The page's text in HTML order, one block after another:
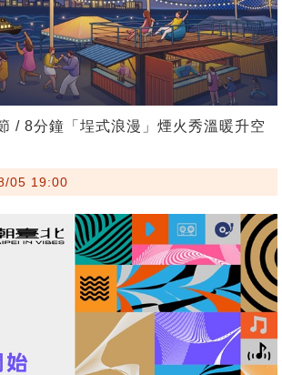
/ 8分鐘「埕式浪漫」煙火秀溫暖升空
05 19:00